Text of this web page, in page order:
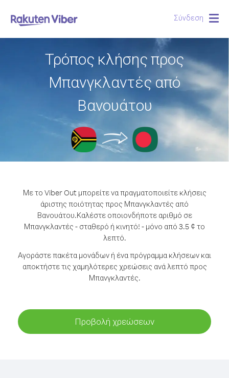
Σύνδεση
Τρόπος κλήσης προς
Μπανγκλαντές από
Βανουάτου
Με το Viber Out μπορείτε να πραγματοποιείτε κλήσεις
άριστης ποιότητας προς Μπανγκλαντές από
Βανουάτου.Καλέστε οποιονδήποτε αριθμό σε
Μπανγκλαντές - σταθερό ή κινητό! - μόνο από 3.5 ¢ το
λεπτό.
Αγοράστε πακέτα μονάδων ή ένα πρόγραμμα κλήσεων και
αποκτήστε τις χαμηλότερες χρεώσεις ανά λεπτό προς
Μπανγκλαντές.
Προβολή χρεώσεων